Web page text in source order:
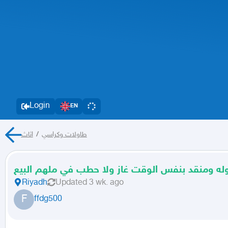
Login EN
طاولات وكراسي / اثاث
ومنقد بنفس الوقت غاز ولا حطب في ملهم البيع
Riyadh Updated 3 wk. ago
F ffdg500